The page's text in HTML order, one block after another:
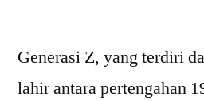
Generasi Z, yang terdiri
lahir antara pertengahan